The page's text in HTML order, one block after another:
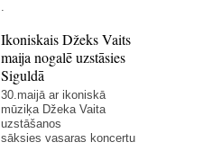
Ikoniskais Džeks Vaits
maija nogalē uzstāsies
Siguldā
30.maijā ar ikoniskā
mūziķa Džeka Vaita
uzstāšanos
sāksies vasaras koncertu